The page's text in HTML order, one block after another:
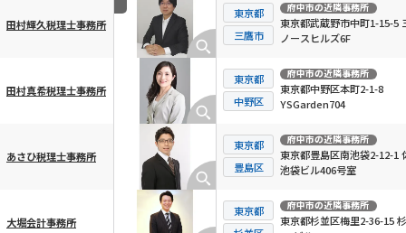
田村輝久税理士事務所
東京都
三鷹市
府中市の近隣事務所
東京都武蔵野市中町1-15-5
ノースヒルズ6F
田村真希税理士事務所
東京都
中野区
府中市の近隣事務所
東京都中野区本町2-1-8
YSGarden704
あさひ税理士事務所
東京都
豊島区
府中市の近隣事務所
東京都豊島区南池袋2-12-1
池袋ビル406号室
大堀会計事務所
東京都
府中市の近隣事務所
東京都杉並区梅里2-36-15